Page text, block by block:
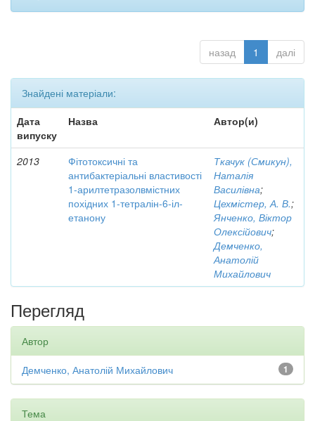
назад 1 далі
Знайдені матеріали:
Дата
випуску
Назва Автор(и)
2013
Фітотоксичні та
антибактеріальні властивості
1-арилтетразолвмістних
похідних 1-тетралін-6-іл-
етанону
Ткачук (Смикун),
Наталія
Василівна;
Цехмістер, А. В.;
Янченко, Віктор
Олексійович;
Демченко,
Анатолій
Михайлович
Перегляд
Автор
1
Демченко, Анатолій Михайлович
Тема